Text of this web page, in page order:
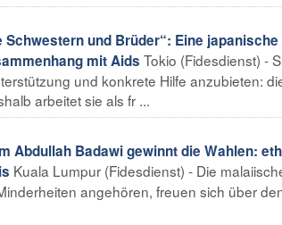
und Brüder“: Eine
mit Aids Tokio (Fidesdienst) -
und konkrete Hilfe anzubieten:
arbeitet sie als fr ...
Abdullah Badawi gewinnt die Wahlen:
Kuala Lumpur (Fidesdienst) - Die
angehören, freuen sich über